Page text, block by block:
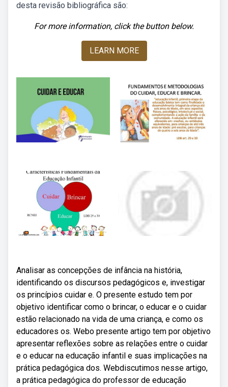
desta revisão bibliográfica são:
For more information, click the button below.
LEARN MORE
Analisar as concepções de infância na história,
identificando os discursos pedagógicos e, investigar
os princípios cuidar e. O presente estudo tem por
objetivo identificar como o brincar, o educar e o cuidar
estão relacionado na vida de uma criança, e como os
educadores os. Webo presente artigo tem por objetivo
apresentar reflexões sobre as relações entre o cuidar
e o educar na educação infantil e suas implicações na
prática pedagógica dos. Webdiscutimos nesse artigo,
a prática pedagógica do professor de educação